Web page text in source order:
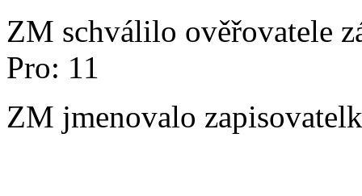
ZM schválilo ověřovatele
Pro: 11
ZM jmenovalo